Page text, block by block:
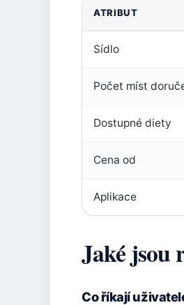
ATRIBUT
Sídlo
Počet míst
Dostupné diety
Cena od
Aplikace
Jaké jsou
Co říkají